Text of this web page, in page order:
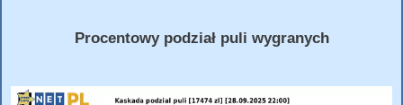
Procentowy podział puli wygranych